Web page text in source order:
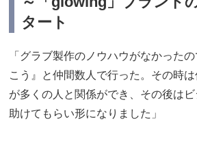
タート
「グラブ製作のノウハウがなかった
こう』と仲間数人で行った。その時
が多くの人と関係ができ、その後は
助けてもらい形になりました」